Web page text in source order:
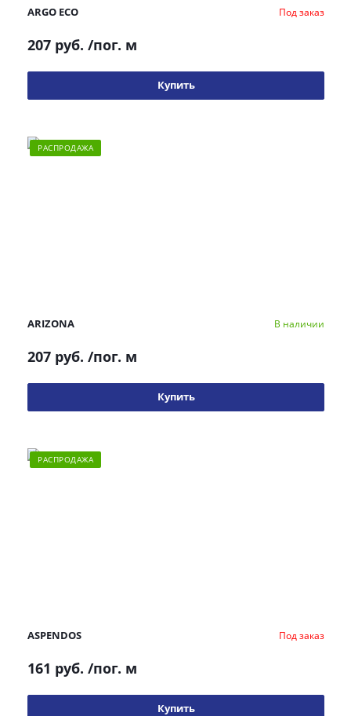
ARGO ECO Под заказ
207 руб. /пог. м
Купить
РАСПРОДАЖА
ARIZONA В наличии
207 руб. /пог. м
Купить
РАСПРОДАЖА
ASPENDOS Под заказ
161 руб. /пог. м
Купить